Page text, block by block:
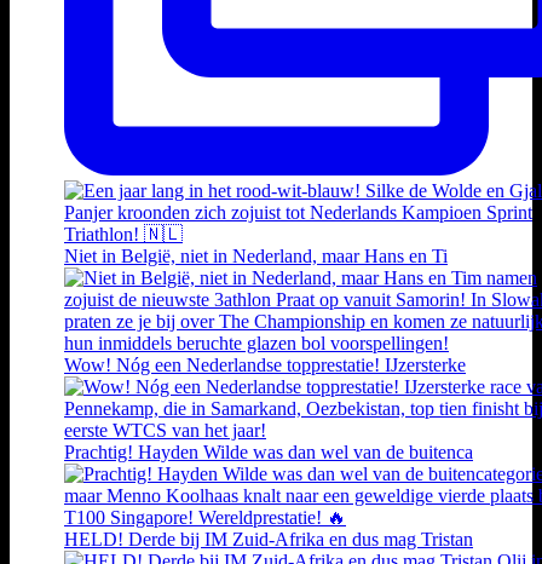
Niet in België, niet in Nederland, maar Hans en Ti
Wow! Nóg een Nederlandse topprestatie! IJzersterke
Prachtig! Hayden Wilde was dan wel van de buitenca
HELD! Derde bij IM Zuid-Afrika en dus mag Tristan